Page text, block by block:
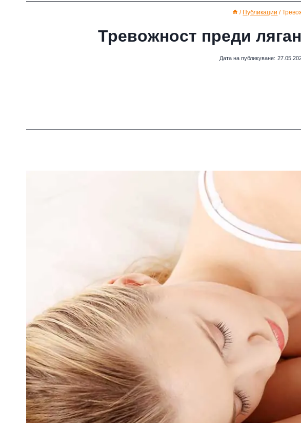
/ Публикации /
Тревожност преди
Дата на публикуване: